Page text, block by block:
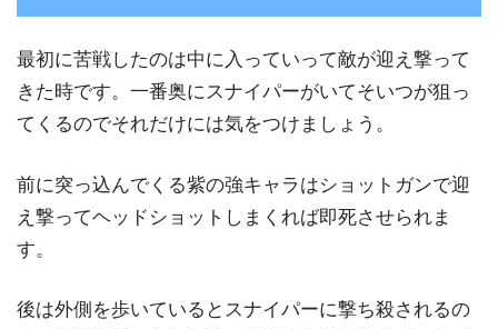
最初に苦戦したのは中に入っていって敵が迎え撃って
きた時です。一番奥にスナイパーがいてそいつが狙っ
てくるのでそれだけには気をつけましょう。
前に突っ込んでくる紫の強キャラはショットガンで迎
え撃ってヘッドショットしまくれば即死させられま
す。
後は外側を歩いているとスナイパーに撃ち殺されるの